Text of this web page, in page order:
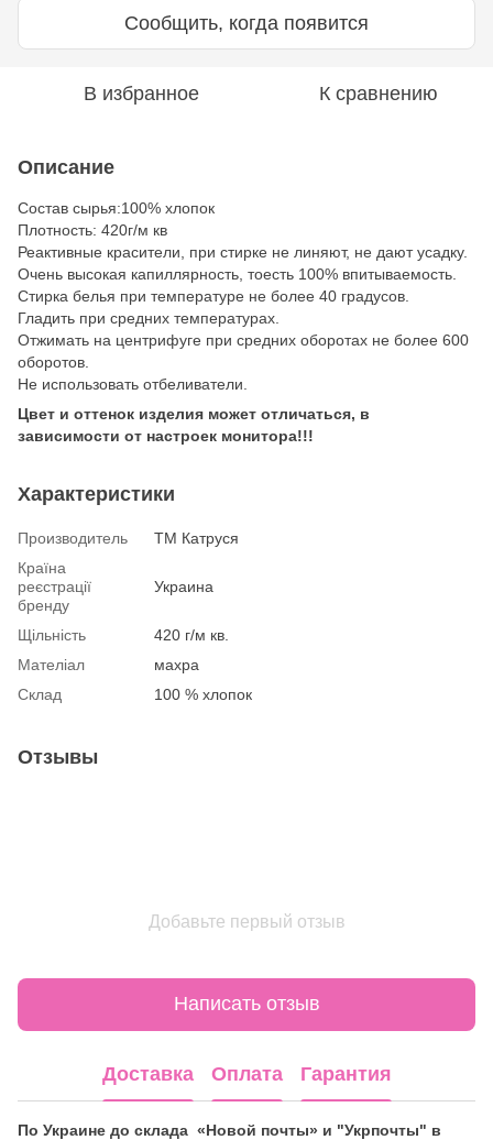
Сообщить, когда появится
В избранное К сравнению
Описание
Состав сырья:100% хлопок
Плотность: 420г/м кв
Реактивные красители, при стирке не линяют, не дают усадку.
Очень высокая капиллярность, тоесть 100% впитываемость.
Стирка белья при температуре не более 40 градусов.
Гладить при средних температурах.
Отжимать на центрифуге при средних оборотах не более 600
оборотов.
Не использовать отбеливатели.
Цвет и оттенок изделия может отличаться, в
зависимости от настроек монитора!!!
Характеристики
Производитель
ТМ Катруся
Країна
реєстрації
бренду
Украина
Щільність
420 г/м кв.
Мателіал
махра
Склад
100 % хлопок
Отзывы
Добавьте первый отзыв
Написать отзыв
Доставка Оплата Гарантия
По Украине до склада «Новой почты» и "Укрпочты" в